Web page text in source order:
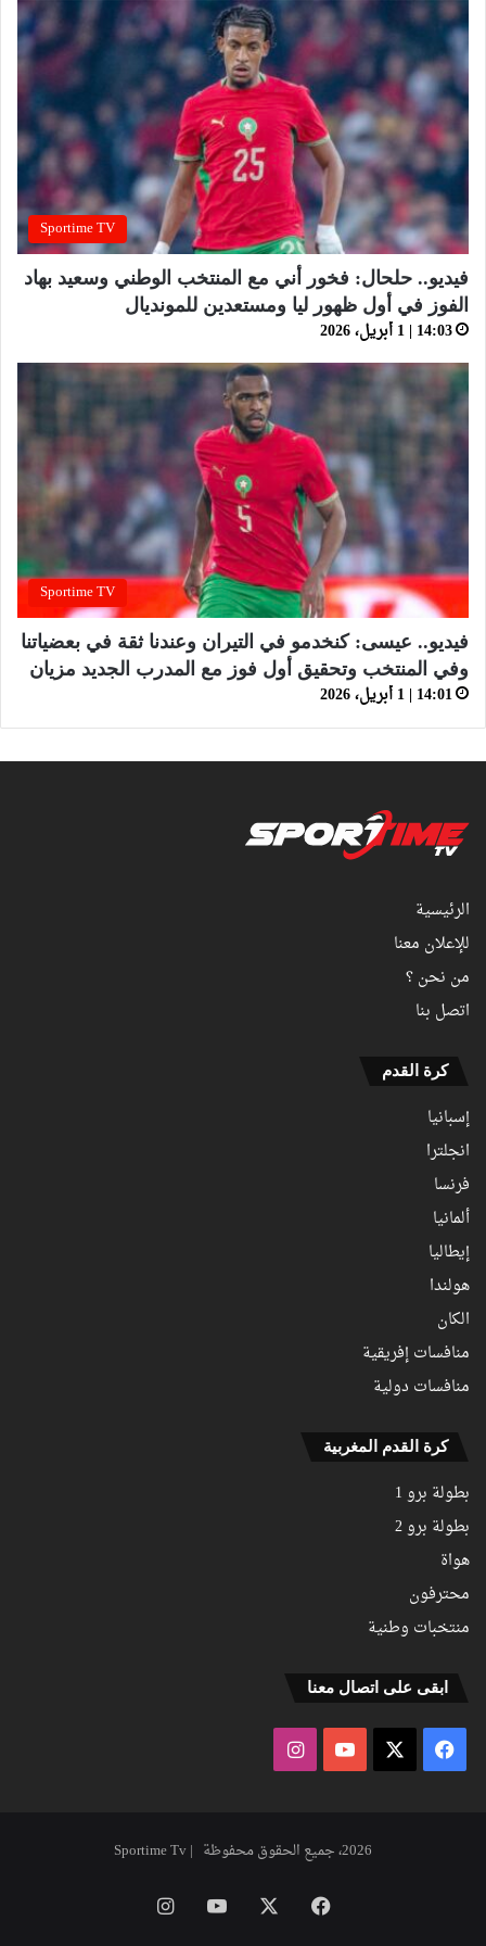
Sportime TV
فيديو.. حلحال: فخور أني مع المنتخب الوطني وسعيد بهاد
الفوز في أول ظهور ليا ومستعدين للمونديال
14:03 | 1 أبريل، 2026
Sportime TV
فيديو.. عيسى: كنخدمو في التيران وعندنا ثقة في بعضياتنا
وفي المنتخب وتحقيق أول فوز مع المدرب الجديد مزيان
14:01 | 1 أبريل، 2026
الرئيسية
للإعلان معنا
من نحن ؟
اتصل بنا
كرة القدم
إسبانيا
انجلترا
فرنسا
ألمانيا
إيطاليا
هولندا
الكان
منافسات إفريقية
منافسات دولية
كرة القدم المغربية
بطولة برو 1
بطولة برو 2
هواة
محترفون
منتخبات وطنية
ابقى على اتصال معنا
فيسبوك ‫YouTubeانستقرام
2026، جميع الحقوق محفوظة | Sportime Tv
فيسبوك ‫YouTubeانستقرام